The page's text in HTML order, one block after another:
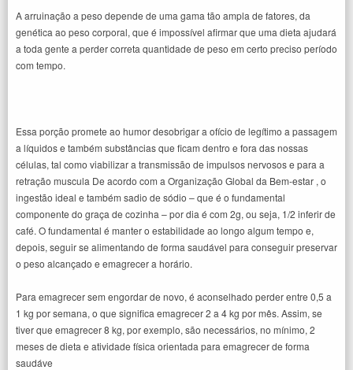
A arruinação a peso depende de uma gama tão ampla de fatores, da
genética ao peso corporal, que é impossível afirmar que uma dieta ajudará
a toda gente a perder correta quantidade de peso em certo preciso período
com tempo.
Essa porção promete ao humor desobrigar a ofício de legítimo a passagem
a líquidos e também substâncias que ficam dentro e fora das nossas
células, tal como viabilizar a transmissão de impulsos nervosos e para a
retração muscula De acordo com a Organização Global da Bem-estar , o
ingestão ideal e também sadio de sódio – que é o fundamental
componente do graça de cozinha – por dia é com 2g, ou seja, 1/2 inferir de
café. O fundamental é manter o estabilidade ao longo algum tempo e,
depois, seguir se alimentando de forma saudável para conseguir preservar
o peso alcançado e emagrecer a horário.
Para emagrecer sem engordar de novo, é aconselhado perder entre 0,5 a
1 kg por semana, o que significa emagrecer 2 a 4 kg por mês. Assim, se
tiver que emagrecer 8 kg, por exemplo, são necessários, no mínimo, 2
meses de dieta e atividade física orientada para emagrecer de forma
saudáve